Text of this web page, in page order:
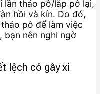
lần tháo pô/lắp pô lại,
hồi và kín. Do đó,
pô để làm việc
bạn nên nghi ngờ
lệch có gây xì